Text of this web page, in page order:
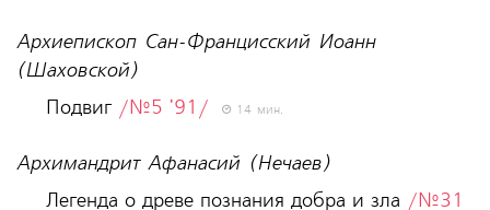
Архиепископ Сан-Францисский Иоанн
(Шаховской)
Подвиг /№5 '91/ 14 мин.
Архимандрит Афанасий (Нечаев)
Легенда о древе познания добра и зла /№31